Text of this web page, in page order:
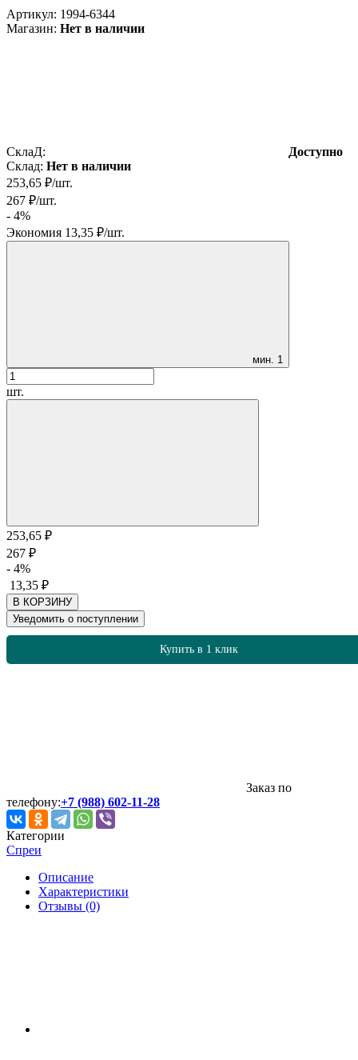
Артикул: 1994-6344
Магазин: Нет в наличии
СклаД:
Доступно
Склад: Нет в наличии
253,65 ₽/шт.
267 ₽/шт.
- 4%
Экономия 13,35 ₽/шт.
мин. 1
шт.
253,65 ₽
267 ₽
- 4%
13,35 ₽
В КОРЗИНУ
Уведомить о поступлении
Купить в 1 клик
Заказ по
телефону:+7 (988) 602-11-28
Категории
Спреи
Описание
Характеристики
Отзывы (0)